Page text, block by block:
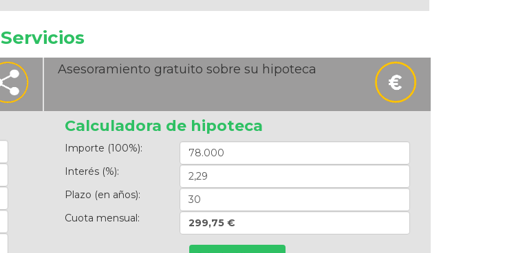
Servicios
Asesoramiento gratuito sobre su hipoteca
Calculadora de hipoteca
Importe (100%):
Interés (%):
Plazo (en años):
Cuota mensual:
299,75 €